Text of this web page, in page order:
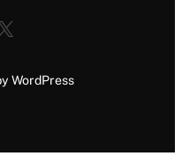
WordPress